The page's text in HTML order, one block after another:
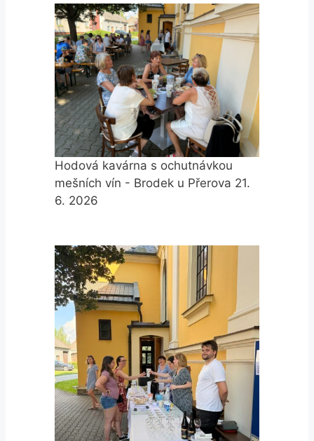
Hodová kavárna s ochutnávkou
mešních vín - Brodek u Přerova 21.
6. 2026